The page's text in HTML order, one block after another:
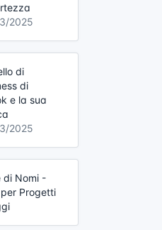
2025
di
di
e la sua
2025
di Nomi -
Progetti